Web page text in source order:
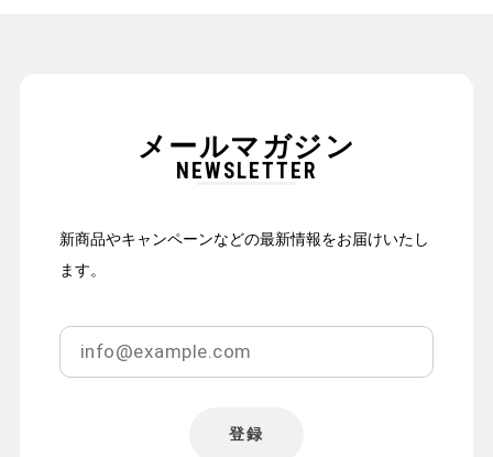
メールマガジン
NEWSLETTER
新商品やキャンペーンなどの最新情報をお届けいたし
ます。
登録